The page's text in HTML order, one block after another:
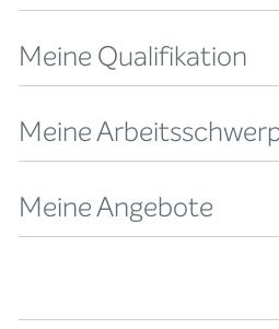
Meine Qualifikation
Meine
Meine Angebote